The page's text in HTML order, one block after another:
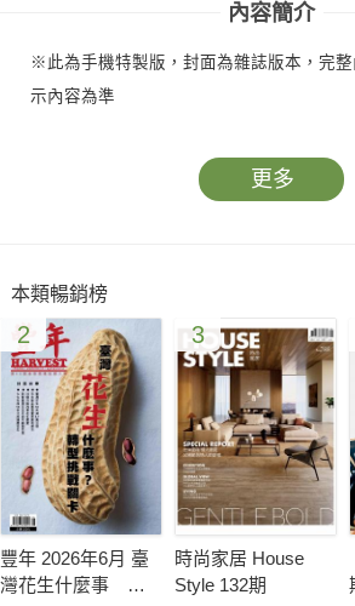
內容簡介
※此為手機特製版，封面為雜誌版本，完
示內容為準
更多
本類暢銷榜
2
豐年 2026年6月 臺
灣花生什麼事 轉
3
時尚家居 House
Style 132期